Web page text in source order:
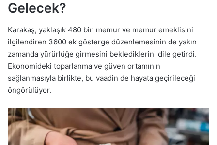
Gelecek?
Karakaş, yaklaşık 480 bin memur ve memur emeklisini
ilgilendiren 3600 ek gösterge düzenlemesinin de yakın
zamanda yürürlüğe girmesini beklediklerini dile getirdi.
Ekonomideki toparlanma ve güven ortamının
sağlanmasıyla birlikte, bu vaadin de hayata geçirileceği
öngörülüyor.